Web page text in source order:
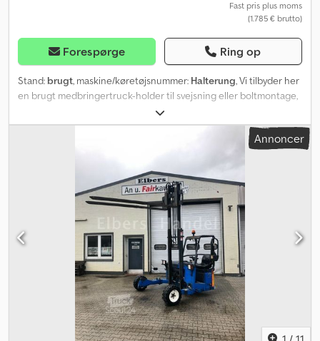
Fast pris plus moms
(1.785 € brutto)
Forespørge Ring op
Stand: brugt, maskine/køretøjsnummer: Halterung, Vi tilbyder her
en brugt medbringertruck-holder til svejsning eller boltmontage,
egnet til lastbiltrailere eller anhængere, til store
medbringertrucks. Dcsdpfx Agska Dkwjyjk Alternativt kan vi også
tilbyde en helt ny medbringertruck-holder som byggesæt til
stålkonstruktionsbund, inkl. småmateriale (registreringspligtig).
Kontakt os gerne ved spørgsmål.
Annoncer